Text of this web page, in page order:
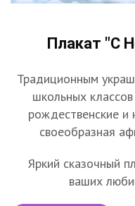
Плакат "С
Традиционным
школьных
рождественские и
своеобразная
Яркий сказочный
ваших